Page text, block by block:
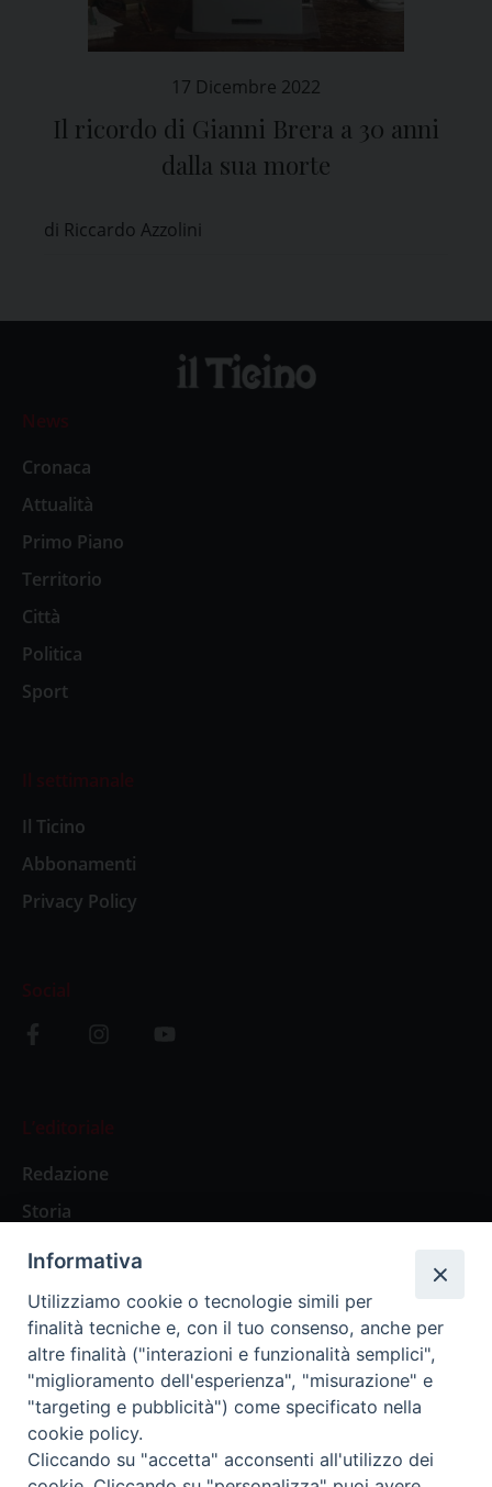
17 Dicembre 2022
Il ricordo di Gianni Brera a 30 anni
dalla sua morte
di Riccardo Azzolini
News
Cronaca
Attualità
Primo Piano
Territorio
Città
Politica
Sport
Il settimanale
Il Ticino
Abbonamenti
Privacy Policy
Social
L’editoriale
Redazione
Storia
Abbonamenti
Abbonamento Annuale Digitale
Abbonamento Annuale Cartaceo
Abbonamento Singola Copia Digitale
Informativa
Utilizziamo cookie o tecnologie simili per
finalità tecniche e, con il tuo consenso, anche per
altre finalità ("interazioni e funzionalità semplici",
"miglioramento dell'esperienza", "misurazione" e
"targeting e pubblicità") come specificato nella
cookie policy.
Cliccando su "accetta" acconsenti all'utilizzo dei